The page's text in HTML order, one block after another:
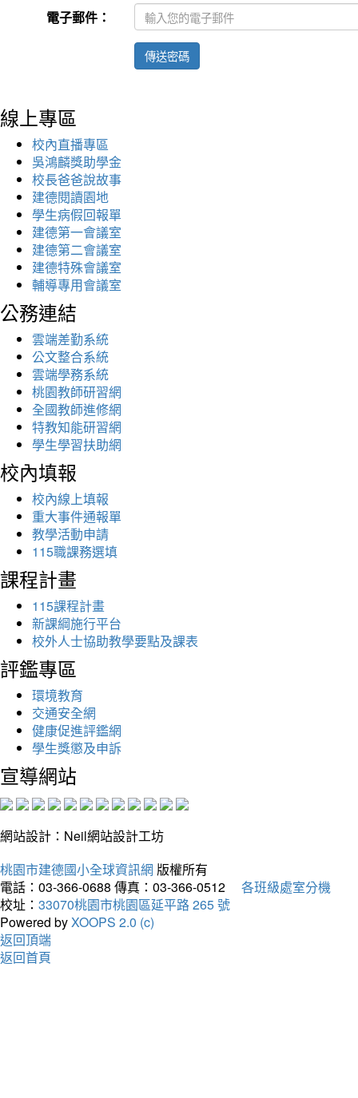
電子郵件：
傳送密碼
線上專區
校內直播專區
吳鴻麟獎助學金
校長爸爸說故事
建德閱讀園地
學生病假回報單
建德第一會議室
建德第二會議室
建德特殊會議室
輔導專用會議室
公務連結
雲端差勤系統
公文整合系統
雲端學務系統
桃園教師研習網
全國教師進修網
特教知能研習網
學生學習扶助網
校內填報
校內線上填報
重大事件通報單
教學活動申請
115職課務選填
課程計畫
115課程計畫
新課綱施行平台
校外人士協助教學要點及課表
評鑑專區
環境教育
交通安全網
健康促進評鑑網
學生獎懲及申訴
宣導網站
網站設計：Neil網站設計工坊
桃園市建德國小全球資訊網 版權所有
電話：03-366-0688 傳真：03-366-0512
各班級處室分機
校址： 33070桃園市桃園區延平路 265 號
Powered byXOOPS 2.0 (c)
返回頂端
返回首頁